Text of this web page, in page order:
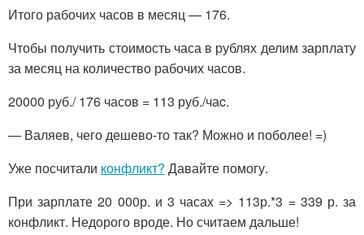
Итого рабочих часов в месяц — 176.
Чтобы получить стоимость часа в рублях делим зарплату
за месяц на количество рабочих часов.
20000 руб./ 176 часов = 113 руб./чаc.
— Валяев, чего дешево-то так? Можно и поболее! =)
Уже посчитали конфликт? Давайте помогу.
При зарплате 20 000р. и 3 часах => 113р.*3 = 339 р. за
конфликт. Недорого вроде. Но считаем дальше!